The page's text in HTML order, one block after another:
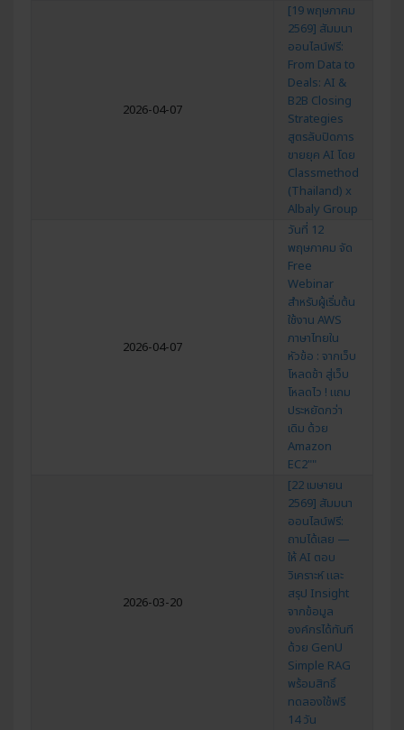
2026-04-07
[19 พฤษภาคม
2569] สัมมนา
ออนไลน์ฟรี:
From Data to
Deals: AI &
B2B Closing
Strategies
สูตรลับปิดการ
ขายยุค AI โดย
Classmethod
(Thailand) x
Albaly Group
2026-04-07
วันที่ 12
พฤษภาคม จัด
Free
Webinar
สำหรับผู้เริ่มต้น
ใช้งาน AWS
ภาษาไทยใน
หัวข้อ : จากเว็บ
โหลดช้า สู่เว็บ
โหลดไว ! แถม
ประหยัดกว่า
เดิม ด้วย
Amazon
EC2""
2026-03-20
[22 เมษายน
2569] สัมมนา
ออนไลน์ฟรี:
ถามได้เลย —
ให้ AI ตอบ
วิเคราะห์ และ
สรุป Insight
จากข้อมูล
องค์กรได้ทันที
ด้วย GenU
Simple RAG
พร้อมสิทธิ์
ทดลองใช้ฟรี
14 วัน